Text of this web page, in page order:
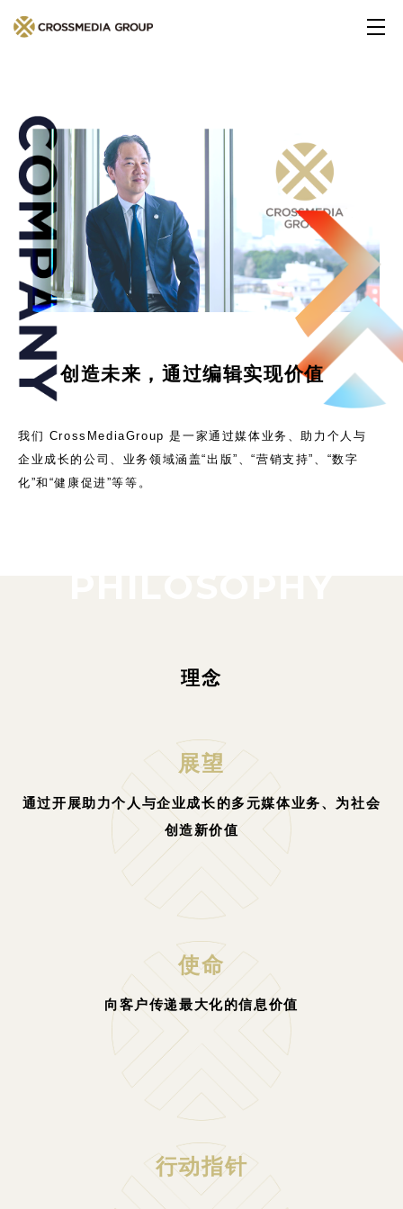
创造未来，通过编辑实现价值
我们 CrossMediaGroup 是一家通过媒体业务、助力个人与
企业成长的公司、业务领域涵盖“出版”、“营销支持”、“数字
化”和“健康促进”等等。
理念
展望
通过开展助力个人与企业成长的多元媒体业务、为社会
创造新价值
使命
向客户传递最大化的信息价值
行动指针